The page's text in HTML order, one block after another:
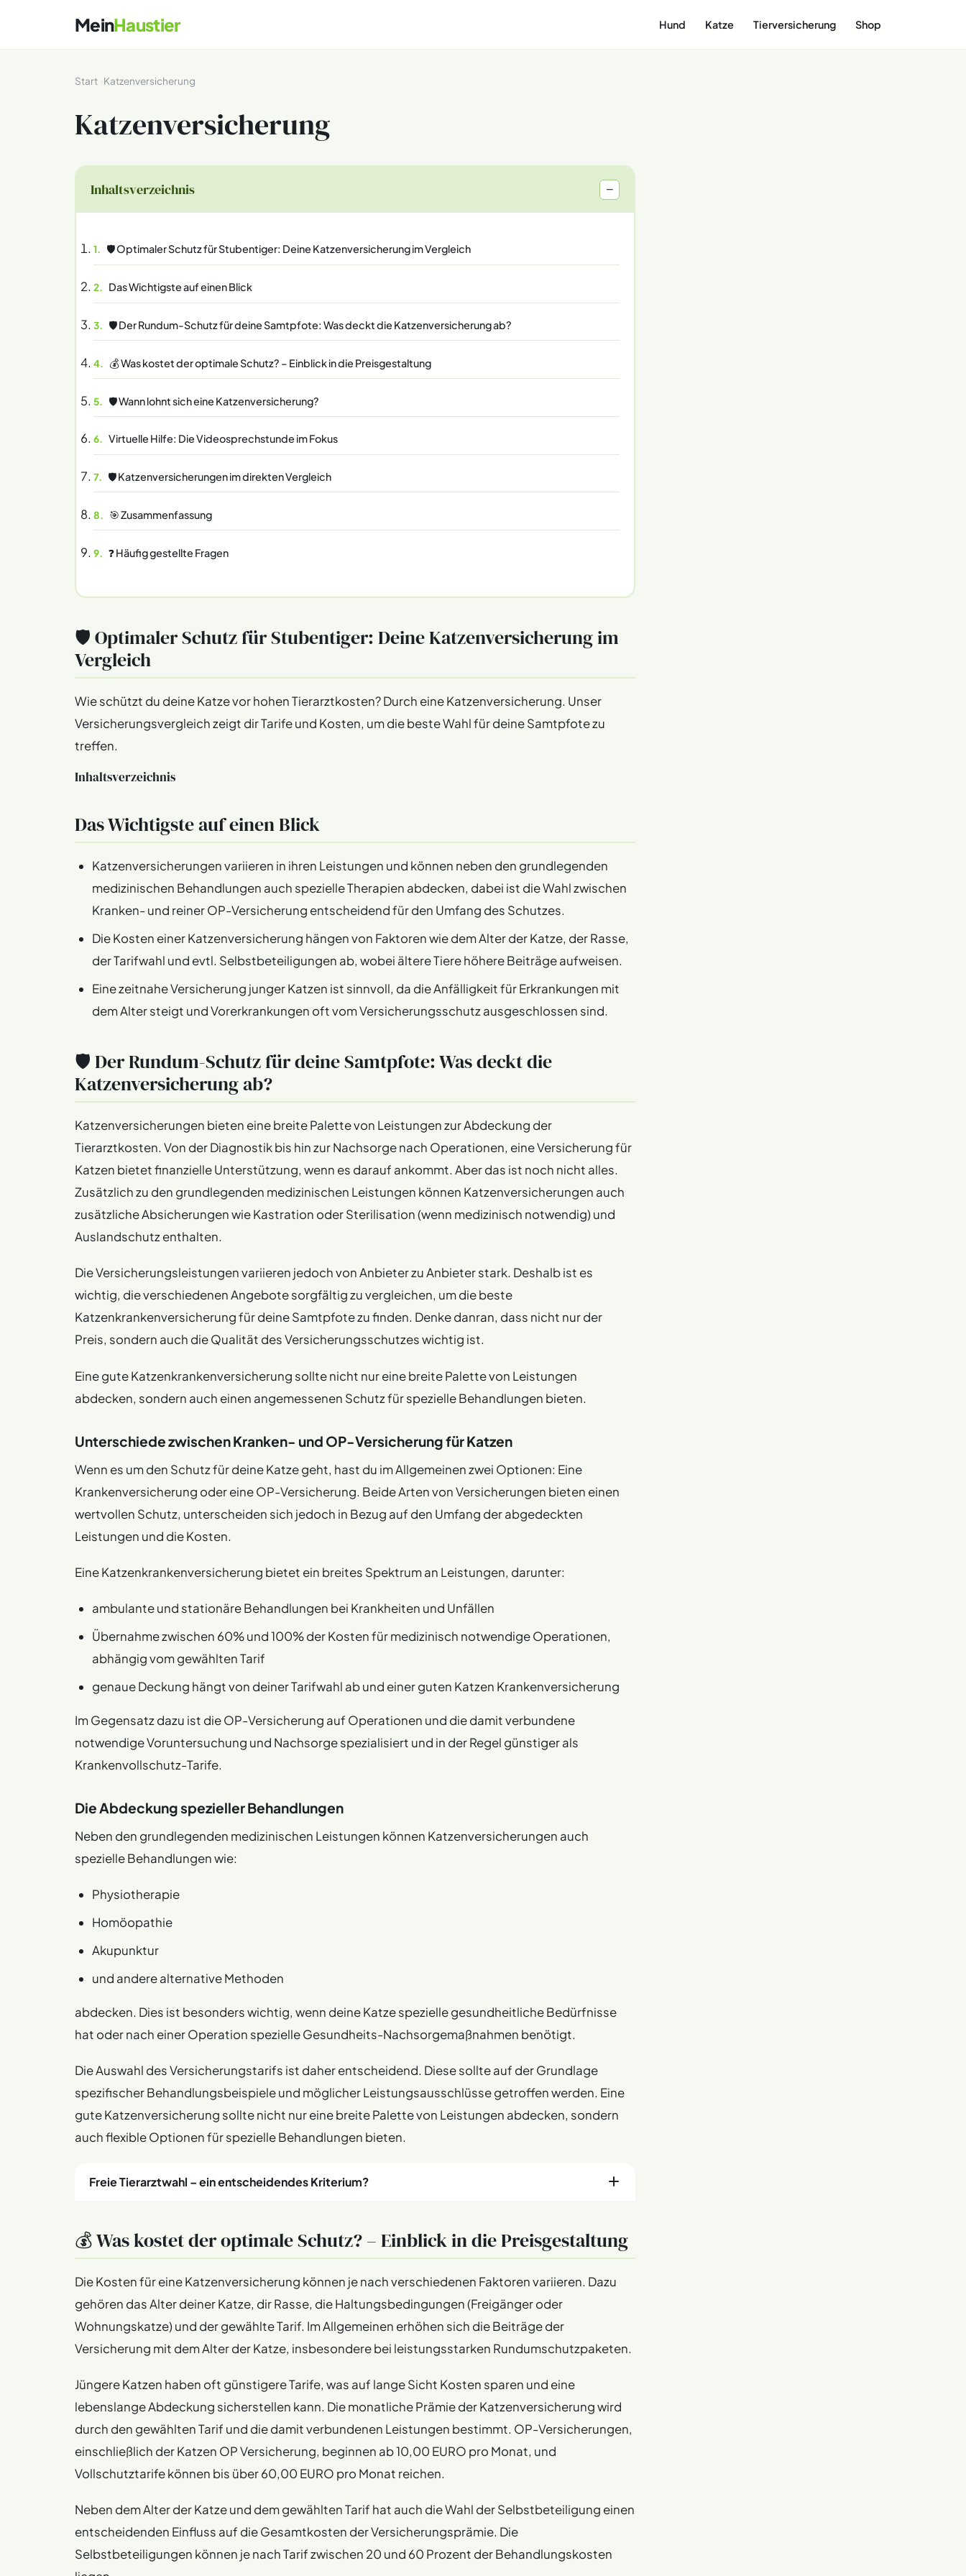
MeinHaustier Hund Katze Tierversicherung Shop
Start Katzenversicherung
Katzenversicherung
Inhaltsverzeichnis −
🛡️ Optimaler Schutz für Stubentiger: Deine Katzenversicherung im Vergleich
Das Wichtigste auf einen Blick
🛡️ Der Rundum-Schutz für deine Samtpfote: Was deckt die Katzenversicherung ab?
💰 Was kostet der optimale Schutz? – Einblick in die Preisgestaltung
🛡️ Wann lohnt sich eine Katzenversicherung?
Virtuelle Hilfe: Die Videosprechstunde im Fokus
🛡️ Katzenversicherungen im direkten Vergleich
🎯 Zusammenfassung
❓ Häufig gestellte Fragen
🛡️ Optimaler Schutz für Stubentiger: Deine Katzenversicherung im
Vergleich
Wie schützt du deine Katze vor hohen Tierarztkosten? Durch eine Katzenversicherung. Unser
Versicherungsvergleich zeigt dir Tarife und Kosten, um die beste Wahl für deine Samtpfote zu
treffen.
Inhaltsverzeichnis
Das Wichtigste auf einen Blick
Katzenversicherungen variieren in ihren Leistungen und können neben den grundlegenden
medizinischen Behandlungen auch spezielle Therapien abdecken, dabei ist die Wahl zwischen
Kranken- und reiner OP-Versicherung entscheidend für den Umfang des Schutzes.
Die Kosten einer Katzenversicherung hängen von Faktoren wie dem Alter der Katze, der Rasse,
der Tarifwahl und evtl. Selbstbeteiligungen ab, wobei ältere Tiere höhere Beiträge aufweisen.
Eine zeitnahe Versicherung junger Katzen ist sinnvoll, da die Anfälligkeit für Erkrankungen mit
dem Alter steigt und Vorerkrankungen oft vom Versicherungsschutz ausgeschlossen sind.
🛡️ Der Rundum-Schutz für deine Samtpfote: Was deckt die
Katzenversicherung ab?
Katzenversicherungen bieten eine breite Palette von Leistungen zur Abdeckung der
Tierarztkosten. Von der Diagnostik bis hin zur Nachsorge nach Operationen, eine Versicherung für
Katzen bietet finanzielle Unterstützung, wenn es darauf ankommt. Aber das ist noch nicht alles.
Zusätzlich zu den grundlegenden medizinischen Leistungen können Katzenversicherungen auch
zusätzliche Absicherungen wie Kastration oder Sterilisation (wenn medizinisch notwendig) und
Auslandschutz enthalten.
Die Versicherungsleistungen variieren jedoch von Anbieter zu Anbieter stark. Deshalb ist es
wichtig, die verschiedenen Angebote sorgfältig zu vergleichen, um die beste
Katzenkrankenversicherung für deine Samtpfote zu finden. Denke danran, dass nicht nur der
Preis, sondern auch die Qualität des Versicherungsschutzes wichtig ist.
Eine gute Katzenkrankenversicherung sollte nicht nur eine breite Palette von Leistungen
abdecken, sondern auch einen angemessenen Schutz für spezielle Behandlungen bieten.
Unterschiede zwischen Kranken- und OP-Versicherung für Katzen
Wenn es um den Schutz für deine Katze geht, hast du im Allgemeinen zwei Optionen: Eine
Krankenversicherung oder eine OP-Versicherung. Beide Arten von Versicherungen bieten einen
wertvollen Schutz, unterscheiden sich jedoch in Bezug auf den Umfang der abgedeckten
Leistungen und die Kosten.
Eine Katzenkrankenversicherung bietet ein breites Spektrum an Leistungen, darunter:
ambulante und stationäre Behandlungen bei Krankheiten und Unfällen
Übernahme zwischen 60% und 100% der Kosten für medizinisch notwendige Operationen,
abhängig vom gewählten Tarif
genaue Deckung hängt von deiner Tarifwahl ab und einer guten Katzen Krankenversicherung
Im Gegensatz dazu ist die OP-Versicherung auf Operationen und die damit verbundene
notwendige Voruntersuchung und Nachsorge spezialisiert und in der Regel günstiger als
Krankenvollschutz-Tarife.
Die Abdeckung spezieller Behandlungen
Neben den grundlegenden medizinischen Leistungen können Katzenversicherungen auch
spezielle Behandlungen wie:
Physiotherapie
Homöopathie
Akupunktur
und andere alternative Methoden
abdecken. Dies ist besonders wichtig, wenn deine Katze spezielle gesundheitliche Bedürfnisse
hat oder nach einer Operation spezielle Gesundheits-Nachsorgemaßnahmen benötigt.
Die Auswahl des Versicherungstarifs ist daher entscheidend. Diese sollte auf der Grundlage
spezifischer Behandlungsbeispiele und möglicher Leistungsausschlüsse getroffen werden. Eine
gute Katzenversicherung sollte nicht nur eine breite Palette von Leistungen abdecken, sondern
auch flexible Optionen für spezielle Behandlungen bieten.
Freie Tierarztwahl – ein entscheidendes Kriterium?
Daher ist die Möglichkeit der freien Tierarztwahl ein entscheidendes Kriterium für viele Katzenhalter bei
der Auswahl einer Versicherung.
Eine gute Katzenversicherungspolice sollte Flexibilität in der Wahl des Tierarztes bieten und spezifische
Gesundheitsbedürfnisse sowie mögliche finanzielle Belastungen berücksichtigen. Viele Anbieter wie
z.B. Barmenia, Hanse Merkur oder Helvetia legen einen besonderen Wert auf die freie Wahl des
💰 Was kostet der optimale Schutz? – Einblick in die Preisgestaltung
Die Kosten für eine Katzenversicherung können je nach verschiedenen Faktoren variieren. Dazu
gehören das Alter deiner Katze, dir Rasse, die Haltungsbedingungen (Freigänger oder
Wohnungskatze) und der gewählte Tarif. Im Allgemeinen erhöhen sich die Beiträge der
Versicherung mit dem Alter der Katze, insbesondere bei leistungsstarken Rundumschutzpaketen.
Jüngere Katzen haben oft günstigere Tarife, was auf lange Sicht Kosten sparen und eine
lebenslange Abdeckung sicherstellen kann. Die monatliche Prämie der Katzenversicherung wird
durch den gewählten Tarif und die damit verbundenen Leistungen bestimmt. OP-Versicherungen,
einschließlich der Katzen OP Versicherung, beginnen ab 10,00 EURO pro Monat, und
Vollschutztarife können bis über 60,00 EURO pro Monat reichen.
Neben dem Alter der Katze und dem gewählten Tarif hat auch die Wahl der Selbstbeteiligung einen
entscheidenden Einfluss auf die Gesamtkosten der Versicherungsprämie. Die
Selbstbeteiligungen können je nach Tarif zwischen 20 und 60 Prozent der Behandlungskosten